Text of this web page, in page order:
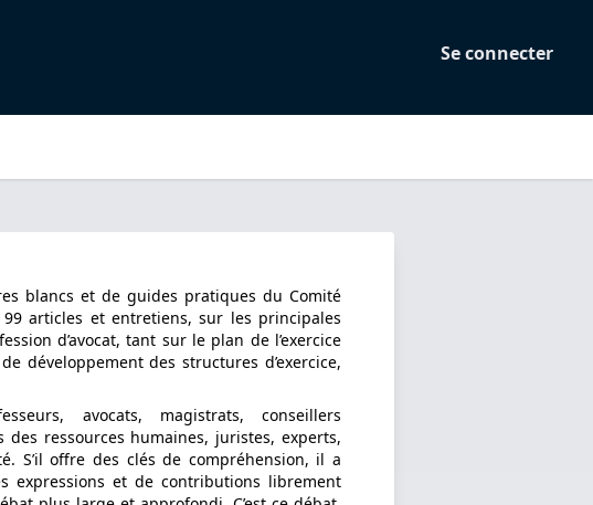
Se connecter
blancs et de guides pratiques du Comité
articles et entretiens, sur les principales
d’avocat, tant sur le plan de l’exercice
développement des structures d’exercice,
avocats, magistrats, conseillers
des ressources humaines, juristes, experts,
S’il offre des clés de compréhension, il a
expressions et de contributions librement